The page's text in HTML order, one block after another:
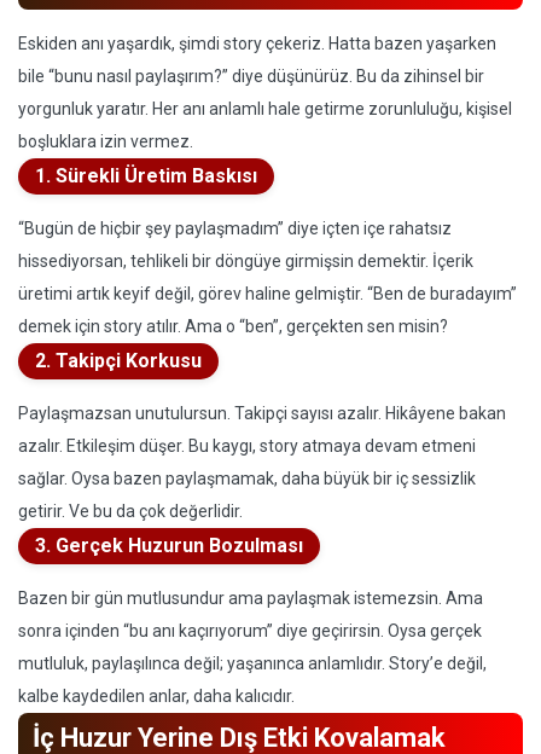
Eskiden anı yaşardık, şimdi story çekeriz. Hatta bazen yaşarken
bile “bunu nasıl paylaşırım?” diye düşünürüz. Bu da zihinsel bir
yorgunluk yaratır. Her anı anlamlı hale getirme zorunluluğu, kişisel
boşluklara izin vermez.
1. Sürekli Üretim Baskısı
“Bugün de hiçbir şey paylaşmadım” diye içten içe rahatsız
hissediyorsan, tehlikeli bir döngüye girmişsin demektir. İçerik
üretimi artık keyif değil, görev haline gelmiştir. “Ben de buradayım”
demek için story atılır. Ama o “ben”, gerçekten sen misin?
2. Takipçi Korkusu
Paylaşmazsan unutulursun. Takipçi sayısı azalır. Hikâyene bakan
azalır. Etkileşim düşer. Bu kaygı, story atmaya devam etmeni
sağlar. Oysa bazen paylaşmamak, daha büyük bir iç sessizlik
getirir. Ve bu da çok değerlidir.
3. Gerçek Huzurun Bozulması
Bazen bir gün mutlusundur ama paylaşmak istemezsin. Ama
sonra içinden “bu anı kaçırıyorum” diye geçirirsin. Oysa gerçek
mutluluk, paylaşılınca değil; yaşanınca anlamlıdır. Story’e değil,
kalbe kaydedilen anlar, daha kalıcıdır.
İç Huzur Yerine Dış Etki Kovalamak